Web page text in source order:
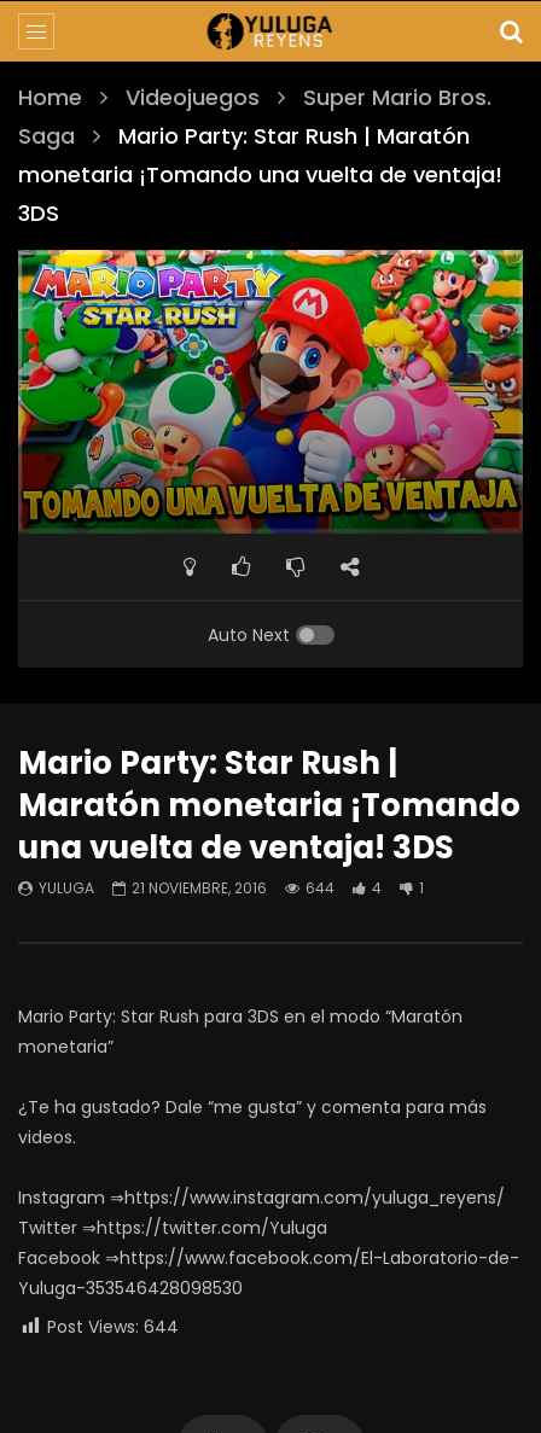
Home Videojuegos
Super Mario Bros.
Saga
Mario Party: Star Rush | Maratón
monetaria ¡Tomando una vuelta de ventaja!
3DS
Auto Next
Mario Party: Star Rush |
Maratón monetaria ¡Tomando
una vuelta de ventaja! 3DS
YULUGA 21 NOVIEMBRE, 2016 644 4 1
Mario Party: Star Rush para 3DS en el modo “Maratón
monetaria”
¿Te ha gustado? Dale “me gusta” y comenta para más
videos.
Instagram ⇒https://www.instagram.com/yuluga_reyens/
Twitter ⇒https://twitter.com/Yuluga
Facebook ⇒https://www.facebook.com/El-Laboratorio-de-
Yuluga-353546428098530
Post Views: 644